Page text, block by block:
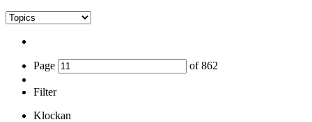
Page of862
Filter
Klockan